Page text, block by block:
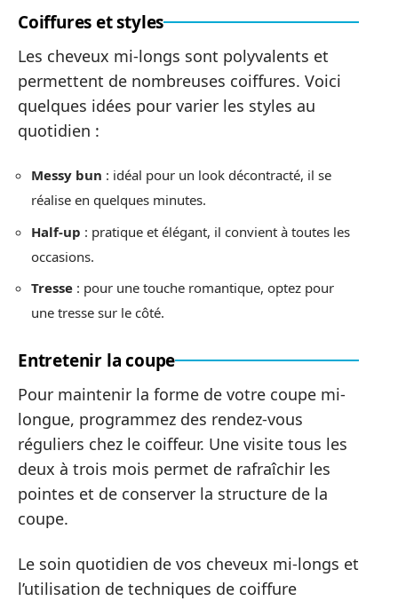
Coiffures et styles
Les cheveux mi-longs sont polyvalents et
permettent de nombreuses coiffures. Voici
quelques idées pour varier les styles au
quotidien :
Messy bun : idéal pour un look décontracté, il se
réalise en quelques minutes.
Half-up : pratique et élégant, il convient à toutes les
occasions.
Tresse : pour une touche romantique, optez pour
une tresse sur le côté.
Entretenir la coupe
Pour maintenir la forme de votre coupe mi-
longue, programmez des rendez-vous
réguliers chez le coiffeur. Une visite tous les
deux à trois mois permet de rafraîchir les
pointes et de conserver la structure de la
coupe.
Le soin quotidien de vos cheveux mi-longs et
l’utilisation de techniques de coiffure